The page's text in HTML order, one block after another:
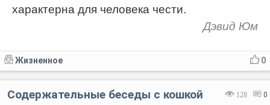
характерна для человека чести.
Дэвид Юм
0
Жизненное
128 0
Содержательные беседы с кошкой